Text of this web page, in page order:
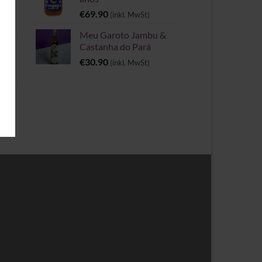
€69.90 (inkl. MwSt)
Meu Garoto Jambu &
Castanha do Pará
€30.90 (inkl. MwSt)